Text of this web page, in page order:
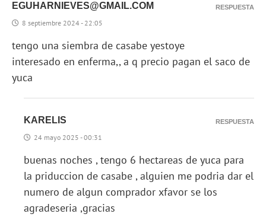
EGUHARNIEVES@GMAIL.COM
8 septiembre 2024 - 22:05
tengo una siembra de casabe yestoye
interesado en enferma,, a q precio pagan el saco de
yuca
RESPUESTA
KARELIS
24 mayo 2025 - 00:31
buenas noches , tengo 6 hectareas de yuca para
la priduccion de casabe , alguien me podria dar el
numero de algun comprador xfavor se los
agradeseria ,gracias
RESPUESTA